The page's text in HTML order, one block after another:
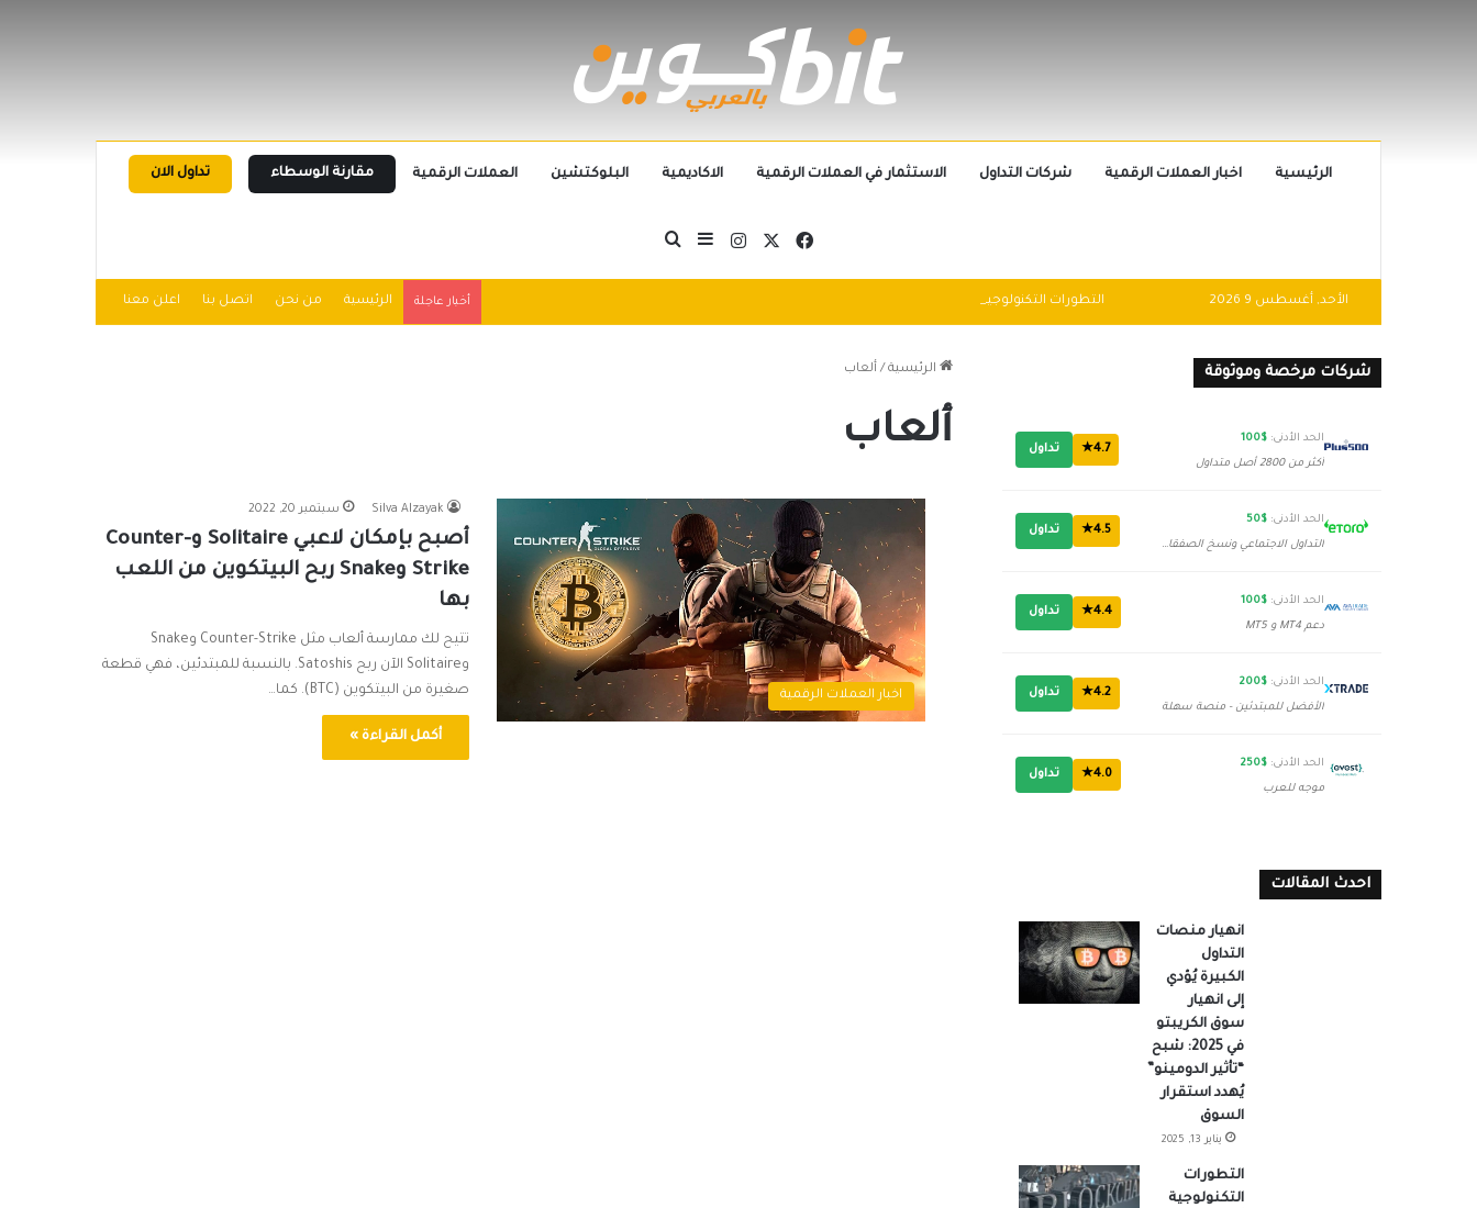
الرئيسية تداول الان اخبار العملات الرقمية شركات التداول الاستثمار في العملات الرقمية الاكاديمية البلوكتشين العملات الرقمية مقارنة الوسطاء
فيسبوكانستقرامإضافة عمود جانبي
بحث عن
الأحد, أغسطس 9 2026 أخبار عاجلة الرئيسية من نحن اتصل بنا اعلن معنا
الرئيسية / ألعاب
ألعاب
اخبار العملات الرقمية
Silva Alzayak سبتمبر 20, 2022
أصبح بإمكان لاعبي Solitaire وCounter-
Strike وSnake ربح البيتكوين من اللعب
بها
تتيح لك ممارسة ألعاب مثل Counter-Strike وSnake
وSolitaire الآن ربح Satoshis. بالنسبة للمبتدئين، فهي قطعة
صغيرة من البيتكوين (BTC). كما…
أكمل القراءة »
شركات مرخصة وموثوقة
الحد الأدنى: $100
أكثر من 2800 أصل متداول
4.7★ تداول
الحد الأدنى: $50
التداول الاجتماعي ونسخ الصفقات
4.5★ تداول
الحد الأدنى: $100
دعم MT4 و MT5
4.4★ تداول
الحد الأدنى: $200
الأفضل للمبتدئين - منصة سهلة
4.2★ تداول
الحد الأدنى: $250
موجه للعرب
4.0★ تداول
احدث المقالات
انهيار منصات
التداول
الكبيرة يُؤدي
إلى انهيار
سوق الكريبتو
في 2025: شبح
“تأثير الدومينو”
يُهدد استقرار
السوق
يناير 13, 2025
التطورات
التكنولوجية